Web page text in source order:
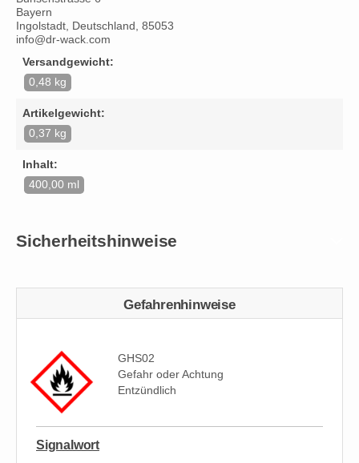
Bayern
Ingolstadt, Deutschland, 85053
info@dr-wack.com
Versandgewicht:
0,48 kg
Artikelgewicht:
0,37 kg
Inhalt:
400,00 ml
Sicherheitshinweise
Gefahrenhinweise
GHS02
Gefahr oder Achtung
Entzündlich
Signalwort